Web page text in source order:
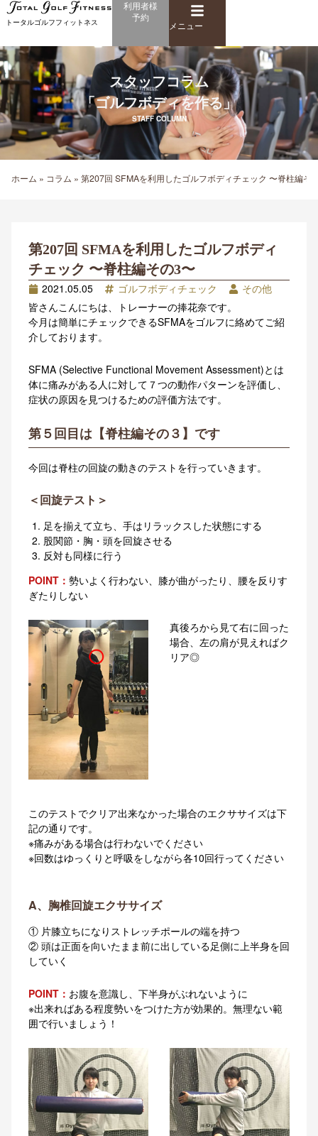
容
ス
キ
ッ
プ
トータルゴルフフィットネス
メ
ニ
ュ
ー
メニュー
利用者様
予約
スタッフコラム
「ゴルフボディを作る」
STAFF COLUMN
ホーム » コラム » 第207回 SFMAを利用したゴルフボディチェック 〜脊柱編そ
第207回 SFMAを利用したゴルフボディ
チェック 〜脊柱編その3〜
2021.05.05 ゴルフボディチェック
その他
皆さんこんにちは、トレーナーの捧花奈です。
今月は簡単にチェックできるSFMAをゴルフに絡めてご紹
介しております。
SFMA (Selective Functional Movement Assessment)とは
体に痛みがある人に対して７つの動作パターンを評価し、
症状の原因を見つけるための評価方法です。
第５回目は【脊柱編その３】です
今回は脊柱の回旋の動きのテストを行っていきます。
＜回旋テスト＞
足を揃えて立ち、手はリラックスした状態にする
股関節・胸・頭を回旋させる
反対も同様に行う
POINT： 勢いよく行わない、膝が曲がったり、腰を反りす
ぎたりしない
真後ろから見て右に回った
場合、左の肩が見えればク
リア◎
このテストでクリア出来なかった場合のエクササイズは下
記の通りです。
※痛みがある場合は行わないでください
※回数はゆっくりと呼吸をしながら各10回行ってください
A、胸椎回旋エクササイズ
① 片膝立ちになりストレッチポールの端を持つ
② 頭は正面を向いたまま前に出している足側に上半身を回
していく
POINT： お腹を意識し、下半身がぶれないように
※出来ればある程度勢いをつけた方が効果的。無理ない範
囲で行いましょう！